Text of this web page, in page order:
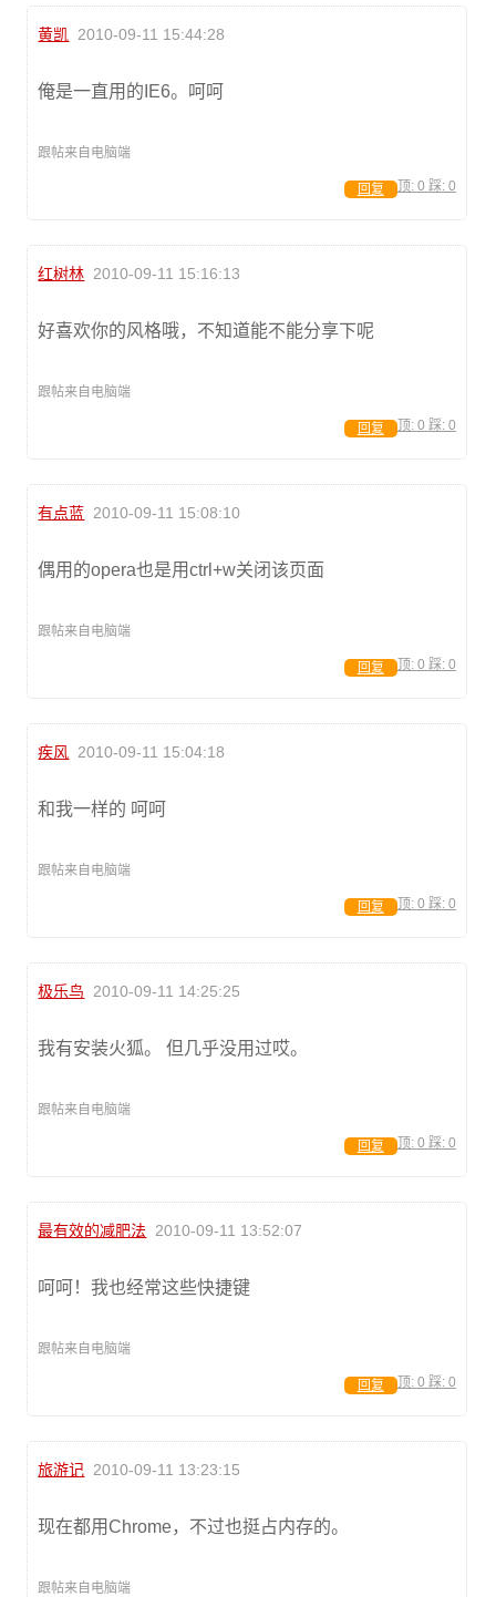
黄凯 2010-09-11 15:44:28
俺是一直用的IE6。呵呵
跟帖来自电脑端
顶: 0 踩: 0
回复
红树林 2010-09-11 15:16:13
好喜欢你的风格哦，不知道能不能分享下呢
跟帖来自电脑端
顶: 0 踩: 0
回复
有点蓝 2010-09-11 15:08:10
偶用的opera也是用ctrl+w关闭该页面
跟帖来自电脑端
顶: 0 踩: 0
回复
疾风 2010-09-11 15:04:18
和我一样的 呵呵
跟帖来自电脑端
顶: 0 踩: 0
回复
极乐鸟 2010-09-11 14:25:25
我有安装火狐。 但几乎没用过哎。
跟帖来自电脑端
顶: 0 踩: 0
回复
最有效的减肥法 2010-09-11 13:52:07
呵呵！我也经常这些快捷键
跟帖来自电脑端
顶: 0 踩: 0
回复
旅游记 2010-09-11 13:23:15
现在都用Chrome，不过也挺占内存的。
跟帖来自电脑端